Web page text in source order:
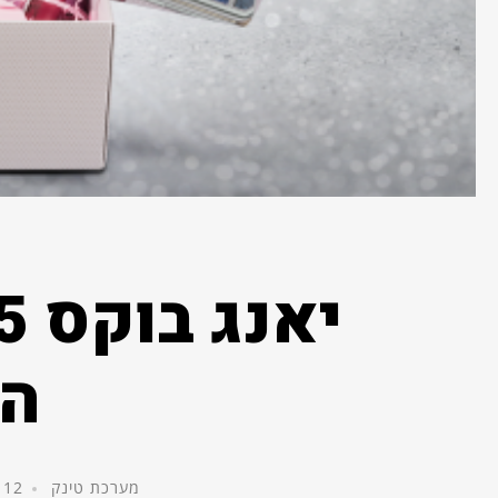
מערכת טינק 12 באפריל, 2017